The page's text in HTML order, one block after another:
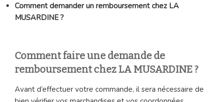
Comment demander un remboursement chez LA
MUSARDINE ?
Comment faire une demande de
remboursement chez LA MUSARDINE ?
Avant d’effectuer votre commande, il sera nécessaire de